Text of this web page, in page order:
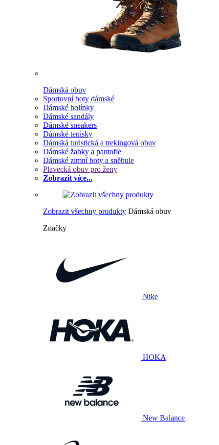
Dámská obuv
Sportovní boty dámské
Dámské holínky
Dámské sandály
Dámské sneakers
Dámské tenisky
Dámská turistická a trekingová obuv
Dámské žabky a pantofle
Dámské zimní boty a sněhule
Plavecká obuv pro ženy
Zobrazit více...
Zobrazit všechny produkty Dámská obuv
Značky
Nike
HOKA
New Balance